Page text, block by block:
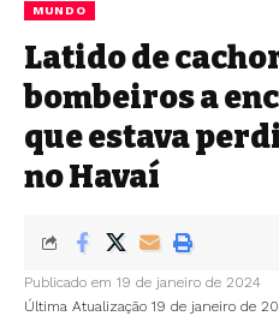
MUNDO
Latido de
bombeiros a
que estava
no Havaí
Última Atualização 19 de janeiro de
Publicado em 19 de janeiro de 2024